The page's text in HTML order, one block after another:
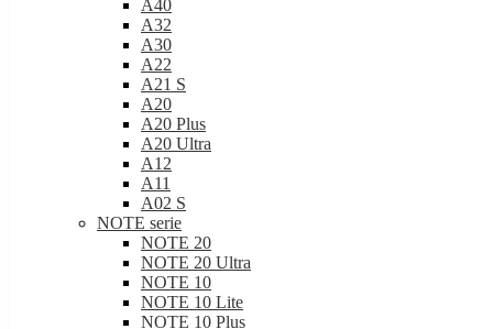
A40
A32
A30
A22
A21 S
A20
A20 Plus
A20 Ultra
A12
A11
A02 S
NOTE serie
NOTE 20
NOTE 20 Ultra
NOTE 10
NOTE 10 Lite
NOTE 10 Plus